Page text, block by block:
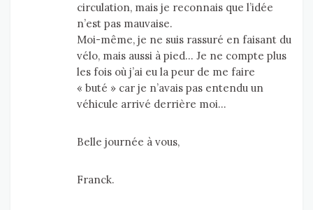
circulation, mais je reconnais que l’idée
n’est pas mauvaise.
Moi-même, je ne suis rassuré en faisant du
vélo, mais aussi à pied… Je ne compte plus
les fois où j’ai eu la peur de me faire
« buté » car je n’avais pas entendu un
véhicule arrivé derrière moi…
Belle journée à vous,
Franck.